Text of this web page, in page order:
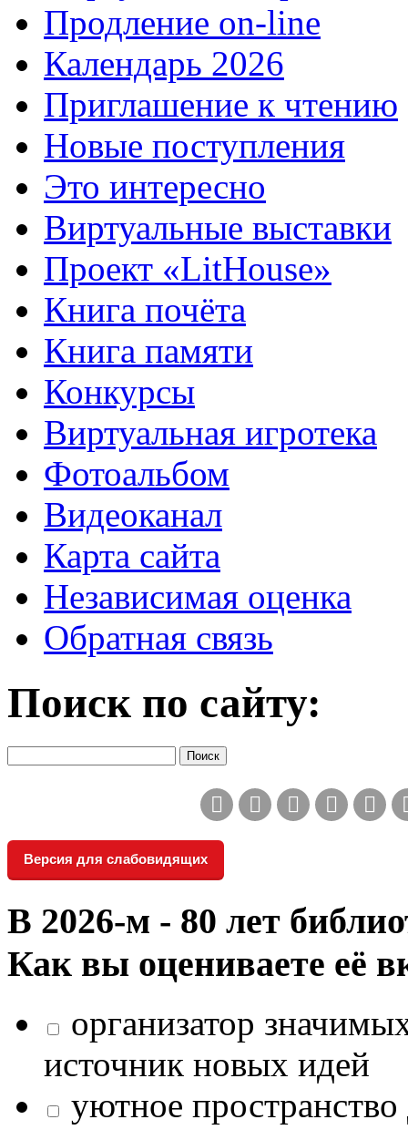
Продление on-line
Календарь 2026
Приглашение к чтению
Новые поступления
Это интересно
Виртуальные выставки
Проект «LitHouse»
Книга почёта
Книга памяти
Конкурсы
Виртуальная игротека
Фотоальбом
Видеоканал
Карта сайта
Независимая оценка
Обратная связь
Поиск по сайту:
Версия для слабовидящих
В 2026‑м - 80 лет
Как вы оцениваете её
организатор
источник новых идей
уютное